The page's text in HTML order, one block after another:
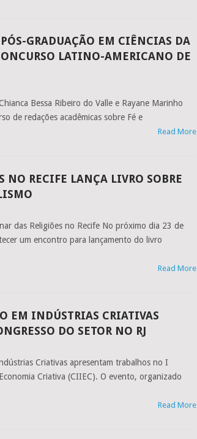
GRADUAÇÃO EM CIÊNCIAS DA
LATINO-AMERICANO DE
Bessa Ribeiro do Valle e Rayane Marinho
de redações acadêmicas sobre Fé e
Read More
NO RECIFE LANÇA LIVRO SOBRE
das Religiões no Recife No próximo dia 23 de
um encontro para lançamento do livro
Read More
EM INDÚSTRIAS CRIATIVAS
DO SETOR NO RJ
Criativas apresentam trabalhos no I
Criativa (CIIEC). O evento, organizado
Read More